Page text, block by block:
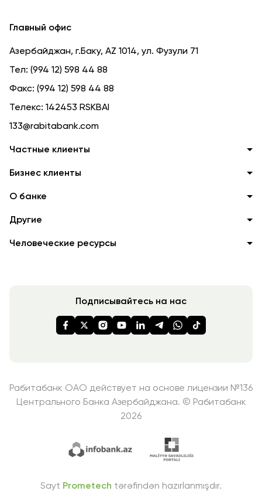
Частные клиенты
Бизнес клиенты
О банке
Другие
Человеческие ресурсы
Главный офис
Азербайджан, г.Баку, AZ 1014, ул. Фузули 71
Тел: (994 12) 598 44 88
Факс: (994 12) 598 44 88
Телекс: 142453 RSKBAI
133@rabitabank.com
Подписывайтесь на нас
Рабитабанк ОАО действует на основе лицензии №136
Центрального Банка Азербайджана. © Рабитабанк
2026
Sayt Prometech tərəfindən hazırlanmışdır.